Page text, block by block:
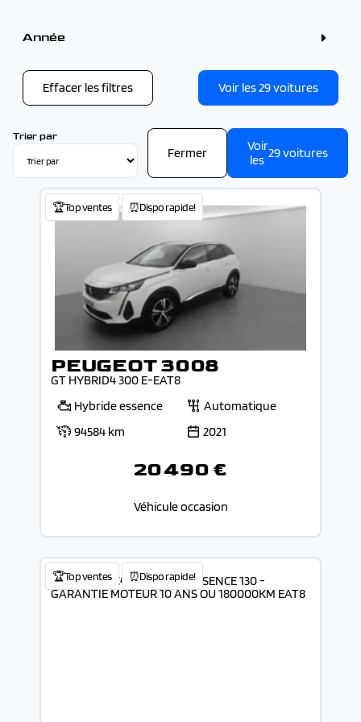
Gris (9)
Bleu (7)
Noir (4)
Rouge (2)
Vert (1)
Année
Effacer les filtres Voir les29voitures
Trier par
Fermer
Voir
les 29voitures
🏆Top ventes ⏰Dispo rapide!
PEUGEOT 3008
GT HYBRID4 300 E-EAT8
Hybride essence
Automatique
94584 km
2021
20 490 €
Véhicule occasion
🏆Top ventes ⏰Dispo rapide!